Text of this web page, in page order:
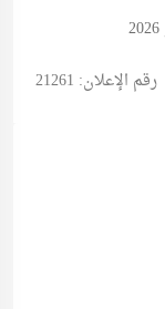
رقم الإعلان: 21261